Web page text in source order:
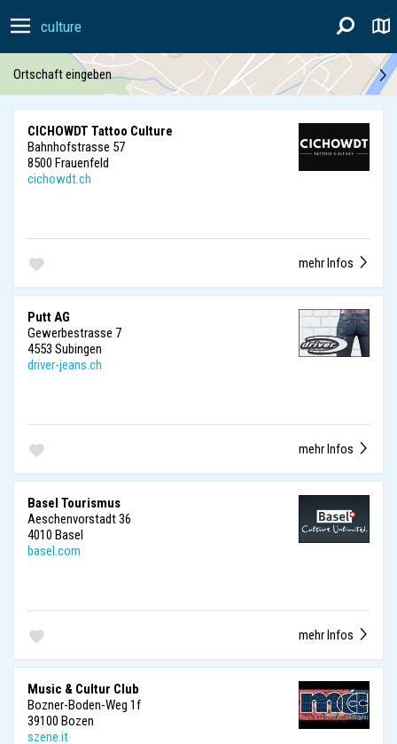
culture
Ortschaft eingeben
CICHOWDT Tattoo Culture
Bahnhofstrasse 57
8500 Frauenfeld
cichowdt.ch
mehr Infos
Putt AG
Gewerbestrasse 7
4553 Subingen
driver-jeans.ch
mehr Infos
Basel Tourismus
Aeschenvorstadt 36
4010 Basel
basel.com
mehr Infos
Music & Cultur Club
Bozner-Boden-Weg 1f
39100 Bozen
szene.it